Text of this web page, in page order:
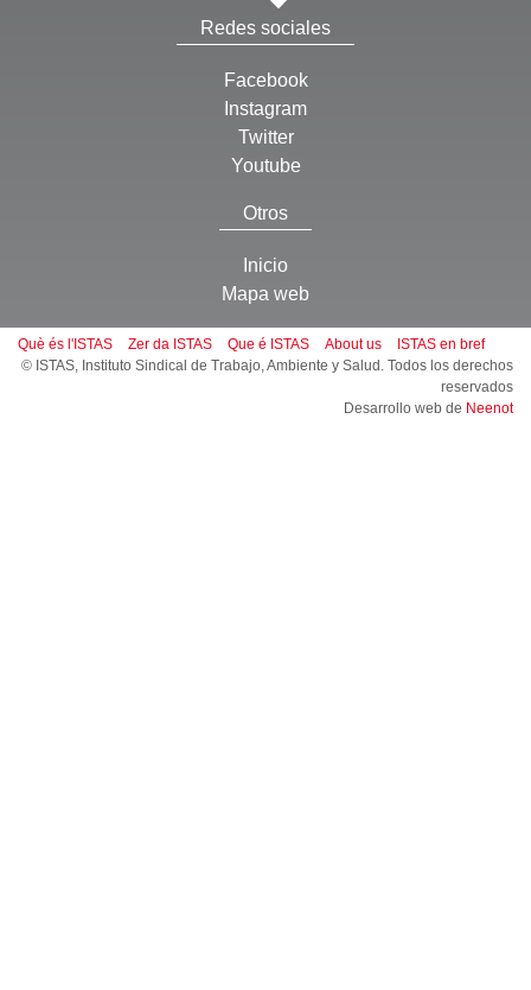
Redes sociales
Facebook
Instagram
Twitter
Youtube
Otros
Inicio
Mapa web
Què és l'ISTAS Zer da ISTAS Que é ISTAS About us
ISTAS en bref
© ISTAS, Instituto Sindical de Trabajo, Ambiente y Salud. Todos los derechos
reservados
Desarrollo web de Neenot